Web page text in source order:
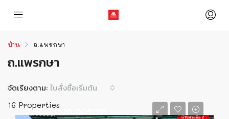
บ้าน ถ.แพรกษา
ถ.แพรกษา
16 Properties
จัดเรียงตาม: ใบสั่งซื้อเริ่มต้น
2,200,000.00บาท